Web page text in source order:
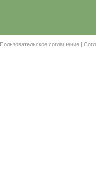
Пользовательское соглашение |